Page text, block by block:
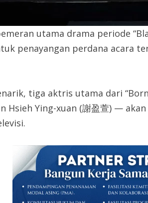
utama drama periode
penayangan perdana acara
tiga aktris utama dari
Hsieh Ying-xuan (謝盈萱) —